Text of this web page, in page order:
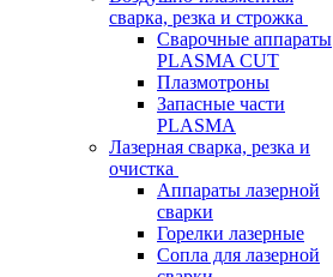
сварка, резка и строжка
Сварочные аппараты
PLASMA CUT
Плазмотроны
Запасные части
PLASMA
Лазерная сварка, резка и
очистка
Аппараты лазерной
сварки
Горелки лазерные
Сопла для лазерной